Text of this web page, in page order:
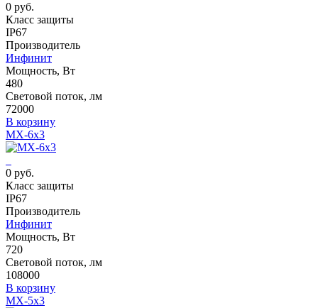
0 руб.
Класс защиты
IP67
Производитель
Инфинит
Мощность, Вт
480
Световой поток, лм
72000
В корзину
MX-6x3
0 руб.
Класс защиты
IP67
Производитель
Инфинит
Мощность, Вт
720
Световой поток, лм
108000
В корзину
MX-5x3